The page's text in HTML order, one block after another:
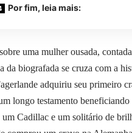
Por fim, leia mais:
uma mulher ousada,
da biografada se cruza com a
adquiriu seu primeiro
longo testamento
Cadillac e um solitário de